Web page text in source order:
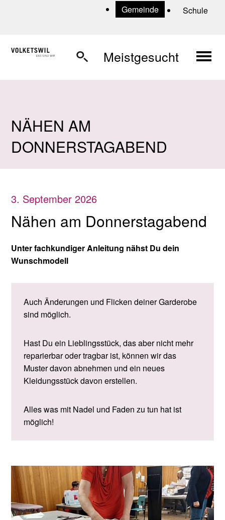
Navigieren in Volketswil
Schnellnavigation Gemeinde Schule
Meistgesucht
NÄHEN AM
DONNERSTAGABEND
Nähen am Donnerstagabend
3. September 2026
Unter fachkundiger Anleitung nähst Du dein
Wunschmodell
Auch Änderungen und Flicken deiner Garderobe
sind möglich.
Hast Du ein Lieblingsstück, das aber nicht mehr
reparierbar oder tragbar ist, können wir das
Muster davon abnehmen und ein neues
Kleidungsstück davon erstellen.
Alles was mit Nadel und Faden zu tun hat ist
möglich!